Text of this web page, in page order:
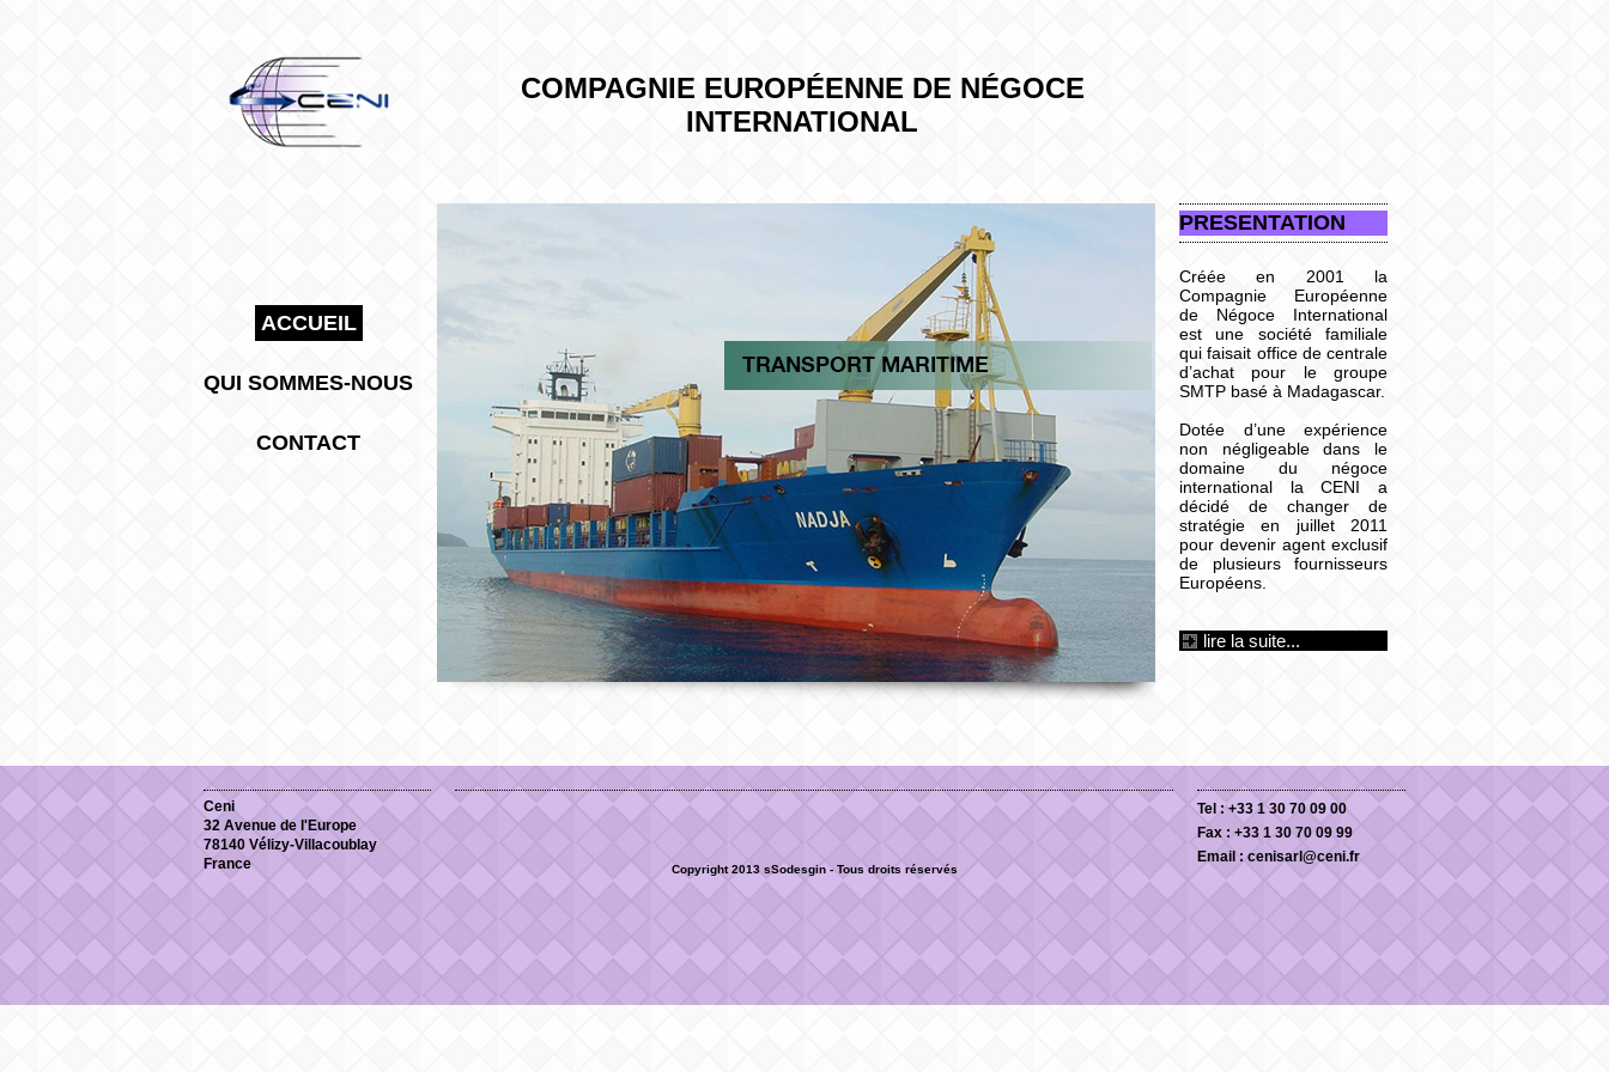
COMPAGNIE EUROPÉENNE DE NÉGOCE
INTERNATIONAL
ACCUEIL
QUI SOMMES-NOUS
CONTACT
PRESENTATION
Créée en 2001 la
Compagnie Européenne
de Négoce International
est une société familiale
qui faisait office de centrale
d’achat pour le groupe
SMTP basé à Madagascar.
Dotée d’une expérience
non négligeable dans le
domaine du négoce
international la CENI a
décidé de changer de
stratégie en juillet 2011
pour devenir agent exclusif
de plusieurs fournisseurs
Européens.
lire la suite...
Ceni
32 Avenue de l'Europe
78140 Vélizy-Villacoublay
France
Copyright 2013 sSodesgin - Tous droits réservés
Tel : +33 1 30 70 09 00
Fax : +33 1 30 70 09 99
Email : cenisarl@ceni.fr